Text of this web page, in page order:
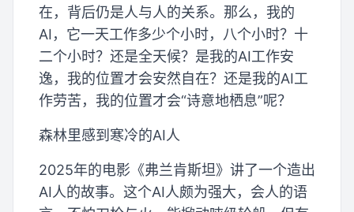
在，背后仍是人与人的关系。那么，我的
AI，它一天工作多少个小时，八个小时？十
二个小时？还是全天候？是我的AI工作安
逸，我的位置才会安然自在？还是我的AI工
作劳苦，我的位置才会“诗意地栖息”呢？
森林里感到寒冷的AI人
2025年的电影《弗兰肯斯坦》讲了一个造出
AI人的故事。这个AI人颇为强大，会人的语